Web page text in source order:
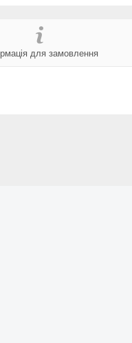
для замовлення